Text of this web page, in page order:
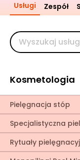
Usługi Zespół
Kosmetologia
Pielęgnacja stóp
Specjalistyczna
Rytuały